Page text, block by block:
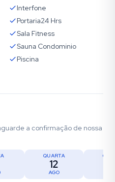
Interfone
Portaria24 Hrs
Sala Fitness
Sauna Condominio
Piscina
a confirmação de nossa
QUARTA
12
AGO